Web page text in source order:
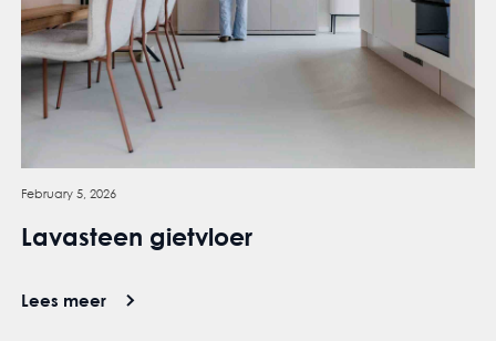
February 5, 2026
Lavasteen gietvloer
Lees meer